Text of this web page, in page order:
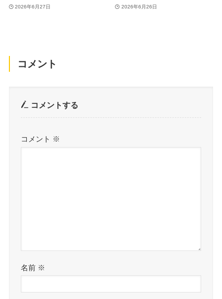
2026年6月27日 2026年6月26日
コメント
コメントする
コメント ※
名前 ※